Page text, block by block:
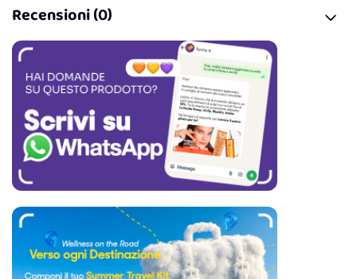
Recensioni (0)